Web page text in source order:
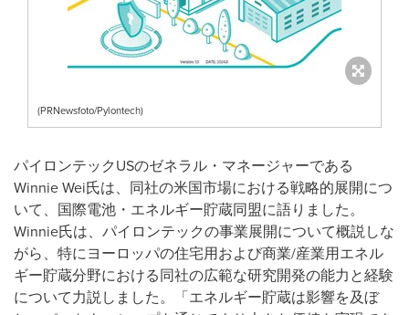
(PRNewsfoto/Pylontech)
パイロンテックUSのゼネラル・マネージャーである
Winnie Wei氏は、同社の米国市場における戦略的展開につ
いて、国際電池・エネルギー貯蔵同盟に語りました。
Winnie氏は、パイロンテックの事業展開について概説しな
がら、特にヨーロッパの住宅用および商業/産業用エネル
ギー貯蔵分野における同社の広範な研究開発の能力と経験
について力説しました。「エネルギー貯蔵は影響を及ぼ